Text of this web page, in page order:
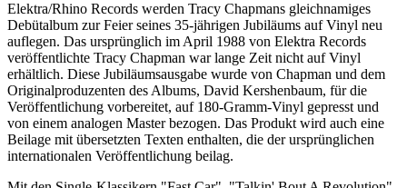
Elektra/Rhino Records werden Tracy Chapmans gleichnamiges
Debütalbum zur Feier seines 35-jährigen Jubiläums auf Vinyl neu
auflegen. Das ursprünglich im April 1988 von Elektra Records
veröffentlichte Tracy Chapman war lange Zeit nicht auf Vinyl
erhältlich. Diese Jubiläumsausgabe wurde von Chapman und dem
Originalproduzenten des Albums, David Kershenbaum, für die
Veröffentlichung vorbereitet, auf 180-Gramm-Vinyl gepresst und
von einem analogen Master bezogen. Das Produkt wird auch eine
Beilage mit übersetzten Texten enthalten, die der ursprünglichen
internationalen Veröffentlichung beilag.